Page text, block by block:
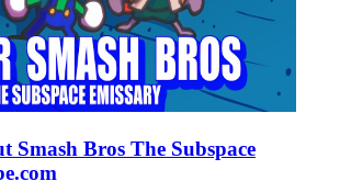
Smash Bros The Subspace